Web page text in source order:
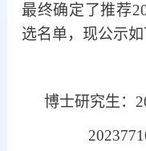
最终确定了推荐
选名单，现公示如
博士研究生：